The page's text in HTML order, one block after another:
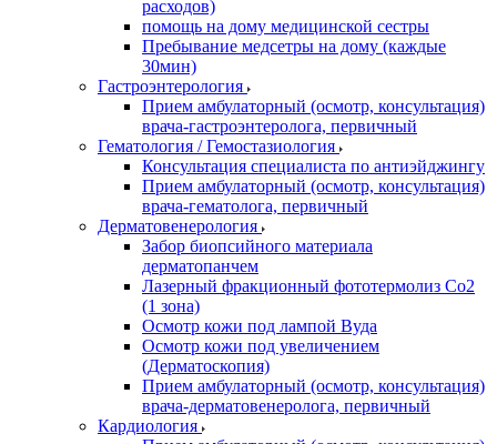
расходов)
помощь на дому медицинской сестры
Пребывание медсетры на дому (каждые
30мин)
Гастроэнтерология
Прием амбулаторный (осмотр, консультация)
врача-гастроэнтеролога, первичный
Гематология / Гемостазиология
Консультация специалиста по антиэйджингу
Прием амбулаторный (осмотр, консультация)
врача-гематолога, первичный
Дерматовенерология
Забор биопсийного материала
дерматопанчем
Лазерный фракционный фототермолиз Со2
(1 зона)
Осмотр кожи под лампой Вуда
Осмотр кожи под увеличением
(Дерматоскопия)
Прием амбулаторный (осмотр, консультация)
врача-дерматовенеролога, первичный
Кардиология